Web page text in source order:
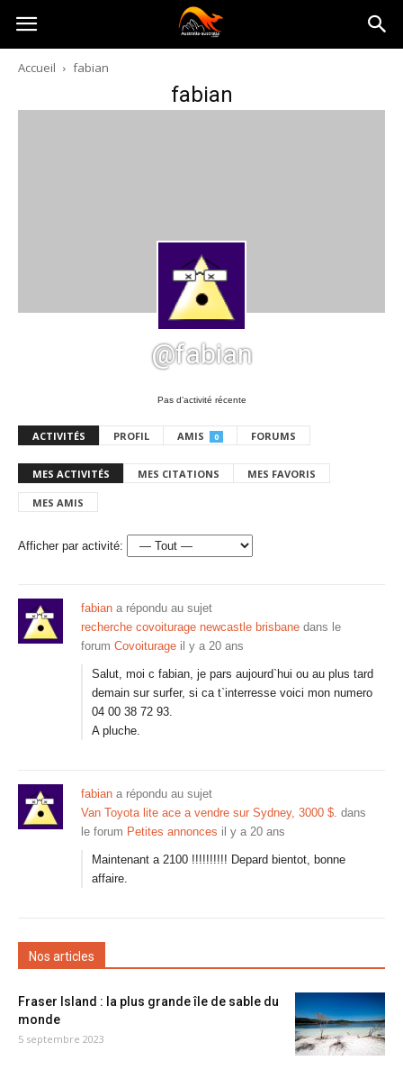
Australia-
australie.com
Accueil fabian
fabian
@fabian
Pas d’activité récente
ACTIVITÉS PROFIL AMIS 0 FORUMS
MES ACTIVITÉS MES CITATIONS MES FAVORIS
MES AMIS
Afficher par activité:
fabian a répondu au sujet
recherche covoiturage newcastle brisbane dans le
forum Covoiturage il y a 20 ans
Salut, moi c fabian, je pars aujourd`hui ou au plus tard
demain sur surfer, si ca t`interresse voici mon numero
04 00 38 72 93.
A pluche.
fabian a répondu au sujet
Van Toyota lite ace a vendre sur Sydney, 3000 $. dans
le forum Petites annonces il y a 20 ans
Maintenant a 2100 !!!!!!!!!! Depard bientot, bonne
affaire.
Nos articles
Fraser Island : la plus grande île de sable du
monde
5 septembre 2023